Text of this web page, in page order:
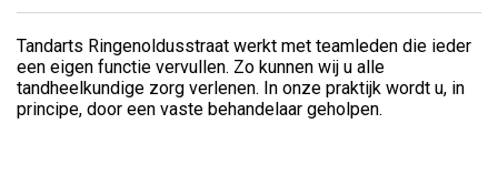
Tandarts Ringenoldusstraat werkt met teamleden die ieder
een eigen functie vervullen. Zo kunnen wij u alle
tandheelkundige zorg verlenen. In onze praktijk wordt u, in
principe, door een vaste behandelaar geholpen.